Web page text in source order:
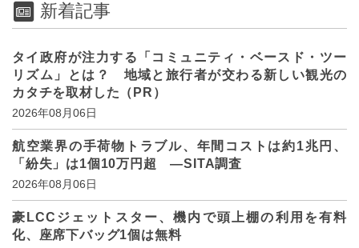
新着記事
タイ政府が注力する「コミュニティ・ベースド・ツー
リズム」とは？ 地域と旅行者が交わる新しい観光の
カタチを取材した（PR）
2026年08月06日
航空業界の手荷物トラブル、年間コストは約1兆円、
「紛失」は1個10万円超 ―SITA調査
2026年08月06日
豪LCCジェットスター、機内で頭上棚の利用を有料
化、座席下バッグ1個は無料